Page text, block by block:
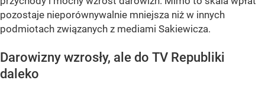
pozostaje nieporównywalnie mniejsza niż w innych
podmiotach związanych z mediami Sakiewicza.
Darowizny wzrosły, ale do TV Republiki
daleko